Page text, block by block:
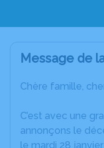
Message de
Chère famille,
C’est avec une
annonçons le
le mardi 28